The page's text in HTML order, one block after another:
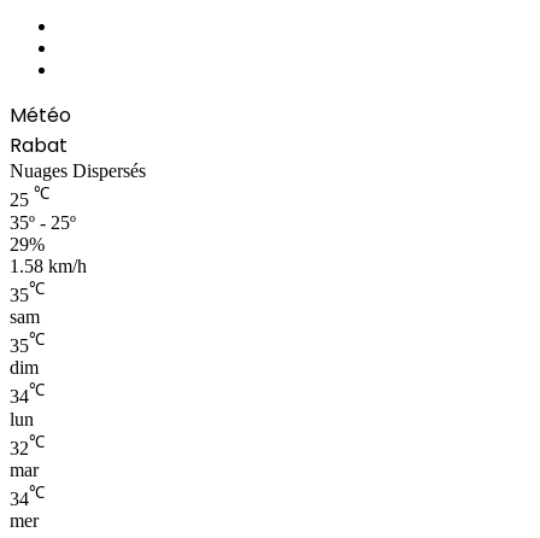
Météo
Rabat
Nuages Dispersés
25 ℃
35º - 25º
29%
1.58 km/h
35℃
sam
35℃
dim
34℃
lun
32℃
mar
34℃
mer